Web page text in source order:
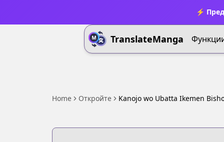
⚡
TranslateManga
Home Откройте Kanojo wo Ubatta Ikemen